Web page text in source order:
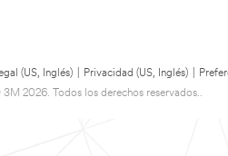
(US, Inglés) Privacidad (US, Inglés)
2026. Todos los derechos reservados..